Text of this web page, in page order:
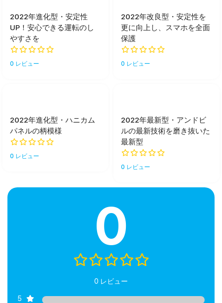
2022年進化型・安定性
UP！安心できる運転のし
やすさを
0 レビュー
2022年改良型・安定性を
更に向上し、スマホを全面
保護
0 レビュー
2022年進化型・ハニカム
パネルの柄模様
0 レビュー
2022年最新型・アンドビ
ルの最新技術を磨き抜いた
最新型
0 レビュー
0
0 レビュー
5